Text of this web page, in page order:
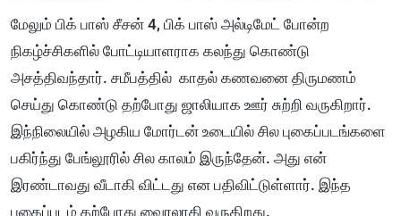
மேலும் பிக் பாஸ் சீசன் 4, பிக் பாஸ் அல்டிமேட் போன்ற
நிகழ்ச்சிகளில் போட்டியாளராக கலந்து கொண்டு
அசத்திவந்தார். சமீபத்தில் காதல் கணவனை திருமணம்
செய்து கொண்டு தற்போது ஜாலியாக ஊர் சுற்றி வருகிறார்.
இந்நிலையில் அழகிய மோர்டன் உடையில் சில புகைப்படங்களை
பகிர்ந்து பேங்லூரில் சில காலம் இருந்தேன். அது என்
இரண்டாவது வீடாகி விட்டது என பதிவிட்டுள்ளார். இந்த
புகைப்படம் தற்போது வைரலாகி வருகிறது.